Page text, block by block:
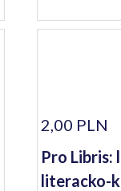
2,00 PLN
Pro Libris:
literacko-